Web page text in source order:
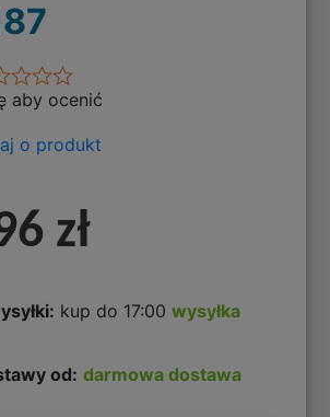
aby ocenić
o produkt
zł
kup do 17:00wysyłka
od: darmowa dostawa